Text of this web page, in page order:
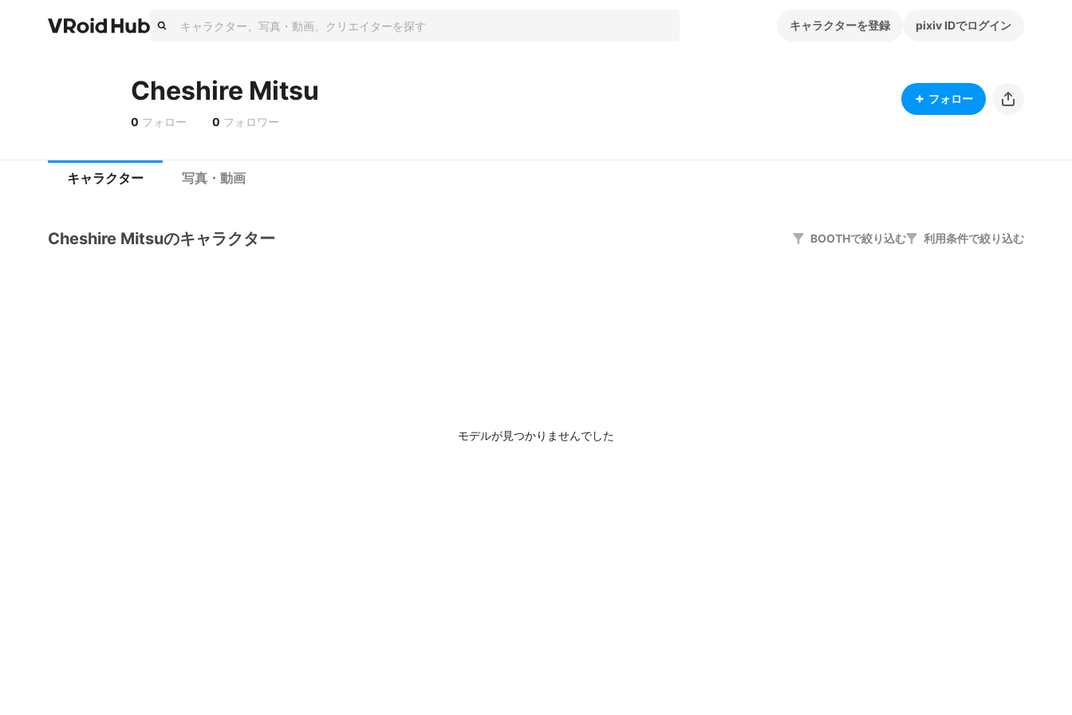
キャラクターを登録 pixiv IDでログイン
Cheshire Mitsu
0 フォロー 0 フォロワー
フォロー
キャラクター 写真・動画
Cheshire Mitsuのキャラクター BOOTHで絞り込む 利用条件で絞り込む
モデルが見つかりませんでした